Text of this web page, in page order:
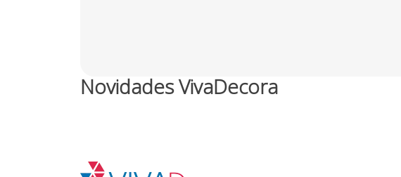
Novidades VivaDecora